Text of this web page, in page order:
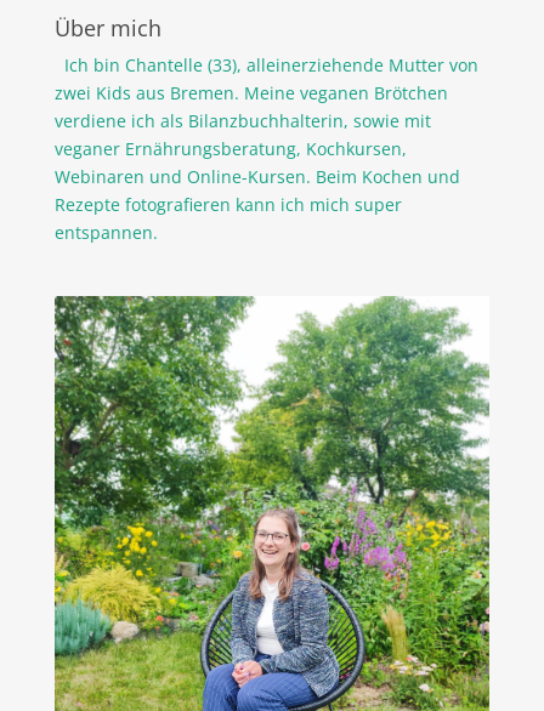
Über mich
Ich bin Chantelle (33), alleinerziehende Mutter von
zwei Kids aus Bremen. Meine veganen Brötchen
verdiene ich als Bilanzbuchhalterin, sowie mit
veganer Ernährungsberatung, Kochkursen,
Webinaren und Online-Kursen. Beim Kochen und
Rezepte fotografieren kann ich mich super
entspannen.